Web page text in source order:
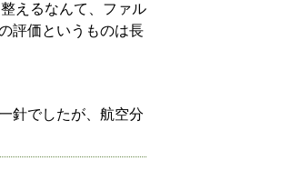
えるなんて、ファル
評価というものは長
針でしたが、航空分